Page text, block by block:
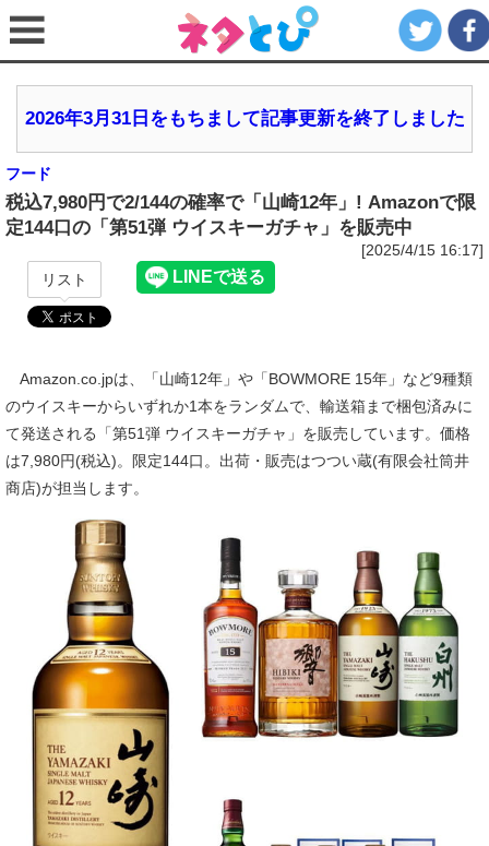
2026年3月31日をもちまして記事更新を終了しました
フード
税込7,980円で2/144の確率で「山崎12年」! Amazonで限
定144口の「第51弾 ウイスキーガチャ」を販売中
[2025/4/15 16:17]
リスト
Amazon.co.jpは、「山崎12年」や「BOWMORE 15年」など9種類
のウイスキーからいずれか1本をランダムで、輸送箱まで梱包済みに
て発送される「第51弾 ウイスキーガチャ」を販売しています。価格
は7,980円(税込)。限定144口。出荷・販売はつつい蔵(有限会社筒井
商店)が担当します。